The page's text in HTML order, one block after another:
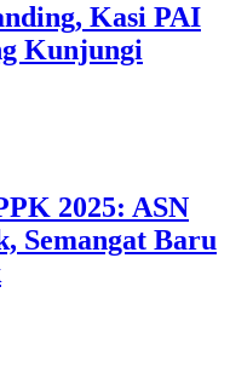
Kasi PAI
Kunjungi
2025: ASN
Semangat Baru